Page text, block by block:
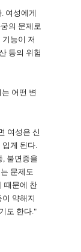
여성에게
의 문제로
능이 저
등의 위험
어떤 변
여성은 신
입게 된다.
, 불면증을
문제도
때문에 찬
약해지
도 한다."